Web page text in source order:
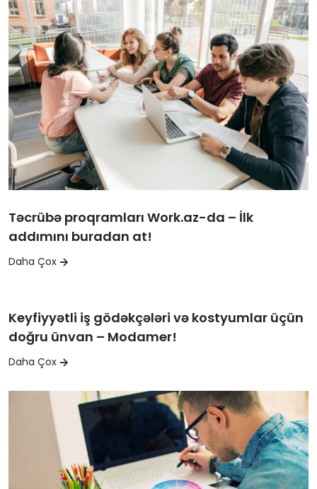
Təcrübə proqramları Work.az-da – İlk
addımını buradan at!
Daha Çox
Keyfiyyətli iş gödəkçələri və kostyumlar üçün
doğru ünvan – Modamer!
Daha Çox